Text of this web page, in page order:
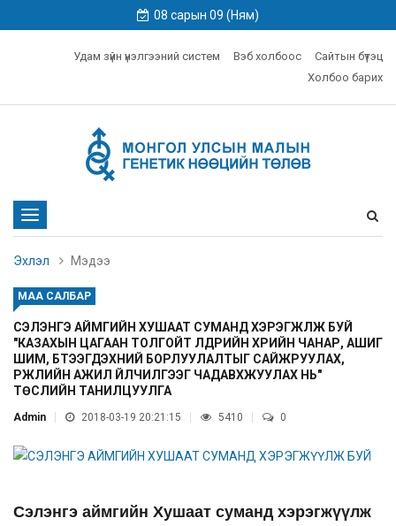
08 сарын 09 (Ням)
Удам зүйн үнэлгээний систем Вэб холбоос
Сайтын бүтэц
Холбоо барих
Toggle
navigation
Эхлэл
Мэдээ
МАА САЛБАР
СЭЛЭНГЭ АЙМГИЙН ХУШААТ СУМАНД ХЭРЭГЖҮҮЛЖ БУЙ
"КАЗАХЫН ЦАГААН ТОЛГОЙТ ҮҮЛДРИЙН ҮХРИЙН ЧАНАР, АШИГ
ШИМ, БҮТЭЭГДЭХҮҮНИЙ БОРЛУУЛАЛТЫГ САЙЖРУУЛАХ,
ҮРЖЛИЙН АЖИЛ ҮЙЛЧИЛГЭЭГ ЧАДАВХЖУУЛАХ НЬ"
ТӨСЛИЙН ТАНИЛЦУУЛГА
Admin 2018-03-19 20:21:15 5410 0
Сэлэнгэ аймгийн Хушаат суманд хэрэгжүүлж